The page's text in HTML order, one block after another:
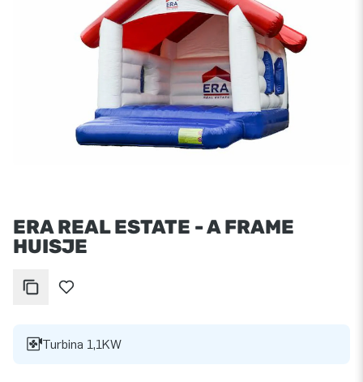
ERA REAL ESTATE - A FRAME
HUISJE
Turbina 1,1KW